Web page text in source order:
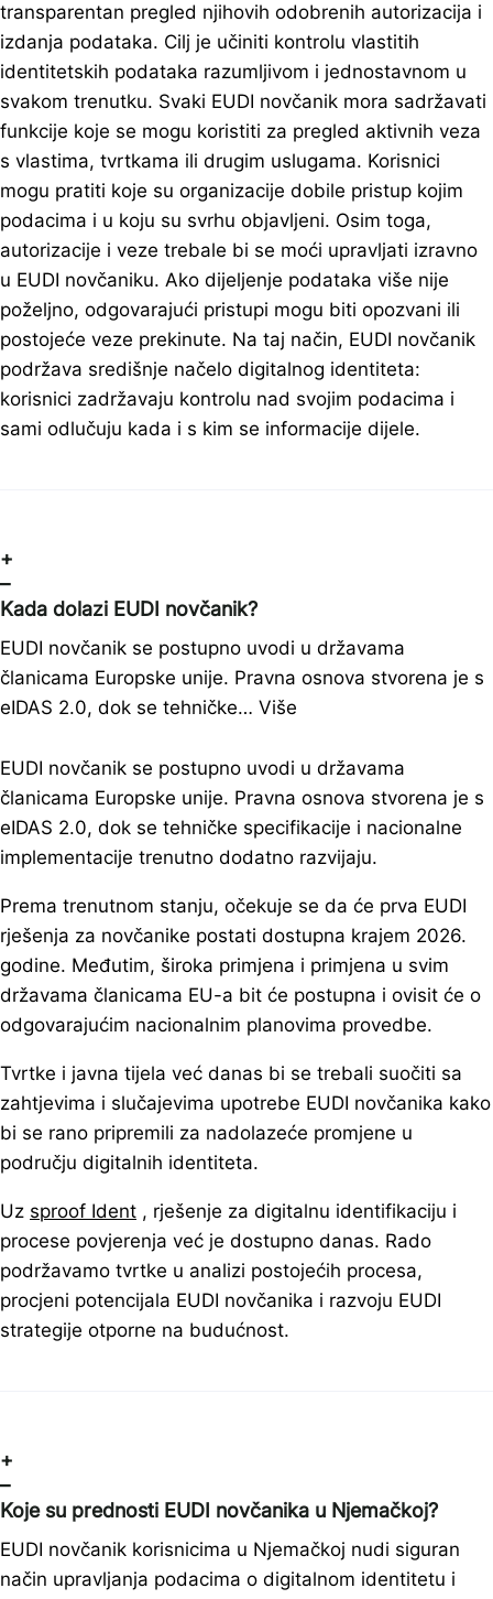
transparentan pregled njihovih odobrenih autorizacija i
izdanja podataka. Cilj je učiniti kontrolu vlastitih
identitetskih podataka razumljivom i jednostavnom u
svakom trenutku. Svaki EUDI novčanik mora sadržavati
funkcije koje se mogu koristiti za pregled aktivnih veza
s vlastima, tvrtkama ili drugim uslugama. Korisnici
mogu pratiti koje su organizacije dobile pristup kojim
podacima i u koju su svrhu objavljeni. Osim toga,
autorizacije i veze trebale bi se moći upravljati izravno
u EUDI novčaniku. Ako dijeljenje podataka više nije
poželjno, odgovarajući pristupi mogu biti opozvani ili
postojeće veze prekinute. Na taj način, EUDI novčanik
podržava središnje načelo digitalnog identiteta:
korisnici zadržavaju kontrolu nad svojim podacima i
sami odlučuju kada i s kim se informacije dijele.
+
–
Kada dolazi EUDI novčanik?
EUDI novčanik se postupno uvodi u državama
članicama Europske unije. Pravna osnova stvorena je s
eIDAS 2.0, dok se tehničke… Više
EUDI novčanik se postupno uvodi u državama
članicama Europske unije. Pravna osnova stvorena je s
eIDAS 2.0, dok se tehničke specifikacije i nacionalne
implementacije trenutno dodatno razvijaju.
Prema trenutnom stanju, očekuje se da će prva EUDI
rješenja za novčanike postati dostupna krajem 2026.
godine. Međutim, široka primjena i primjena u svim
državama članicama EU-a bit će postupna i ovisit će o
odgovarajućim nacionalnim planovima provedbe.
Tvrtke i javna tijela već danas bi se trebali suočiti sa
zahtjevima i slučajevima upotrebe EUDI novčanika kako
bi se rano pripremili za nadolazeće promjene u
području digitalnih identiteta.
Uz sproof Ident , rješenje za digitalnu identifikaciju i
procese povjerenja već je dostupno danas. Rado
podržavamo tvrtke u analizi postojećih procesa,
procjeni potencijala EUDI novčanika i razvoju EUDI
strategije otporne na budućnost.
+
–
Koje su prednosti EUDI novčanika u Njemačkoj?
EUDI novčanik korisnicima u Njemačkoj nudi siguran
način upravljanja podacima o digitalnom identitetu i